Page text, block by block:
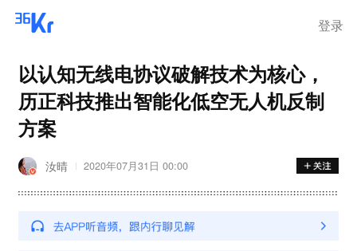
登录
以认知无线电协议破解技术为核心，
历正科技推出智能化低空无人机反制
方案
汝晴 2020年07月31日 00:00